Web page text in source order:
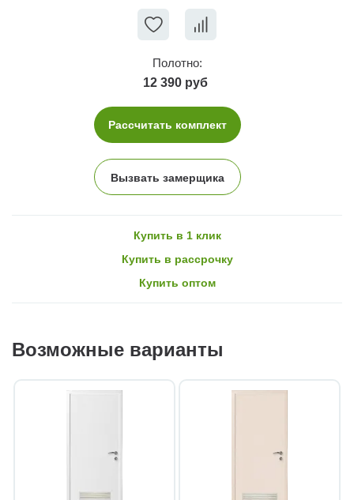
Полотно:
12 390 руб
Рассчитать комплект
Вызвать замерщика
Купить в 1 клик
Купить в рассрочку
Купить оптом
Возможные варианты